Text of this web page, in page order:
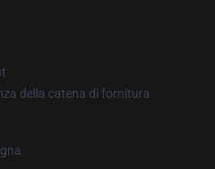
della catena di fornitura